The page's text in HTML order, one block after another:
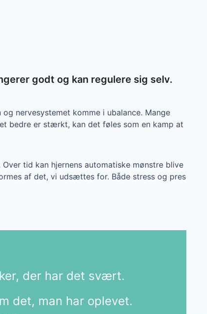
godt og kan regulere sig selv.
nervesystemet komme i ubalance. Mange
bedre er stærkt, kan det føles som en kamp at
tid kan hjernens automatiske mønstre blive
af det, vi udsættes for. Både stress og pres
der har det svært.​
det, man har oplevet.